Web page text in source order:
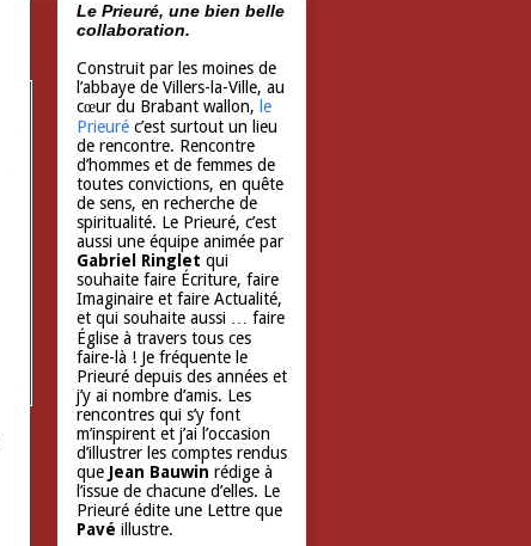
Le Prieuré, une bien belle
collaboration.
Construit par les moines de
l’abbaye de Villers-la-Ville, au
cœur du Brabant wallon, le
Prieuré c’est surtout un lieu
de rencontre. Rencontre
d’hommes et de femmes de
toutes convictions, en quête
de sens, en recherche de
spiritualité. Le Prieuré, c’est
aussi une équipe animée par
Gabriel Ringlet qui
souhaite faire Écriture, faire
Imaginaire et faire Actualité,
et qui souhaite aussi … faire
Église à travers tous ces
faire-là ! Je fréquente le
Prieuré depuis des années et
j’y ai nombre d’amis. Les
rencontres qui s’y font
m’inspirent et j’ai l’occasion
d’illustrer les comptes rendus
que Jean Bauwin rédige à
l’issue de chacune d’elles. Le
Prieuré édite une Lettre que
Pavé illustre.